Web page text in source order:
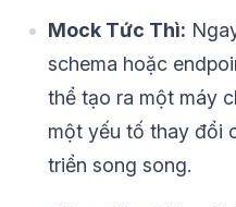
Mock Tức Thì:
schema hoặc
thể tạo ra một máy
một yếu tố thay đổi
triển song song.